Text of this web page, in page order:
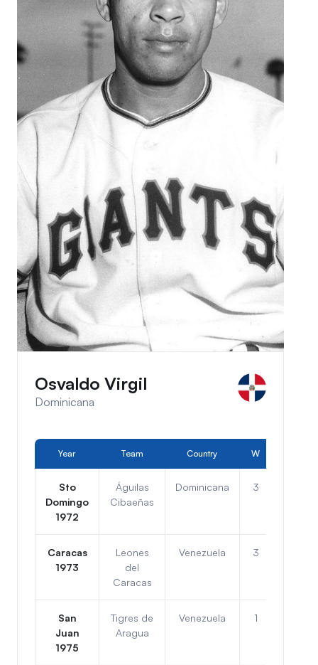
Osvaldo Virgil
Dominicana
Year Team Country W
Sto
Domingo
1972
Águilas
Cibaeñas
Dominicana 3
Caracas
1973
Leones
del
Caracas
Venezuela 3
San
Juan
1975
Tigres de
Aragua
Venezuela 1